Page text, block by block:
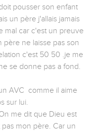
pousser son enfant
un père j'allais jamais
mal car c'est un preuve
père ne laisse pas son
c'est 50 50 .je me
se donne pas a fond.
AVC  comme il aime
sur lui.
me dit que Dieu est
mon père. Car un